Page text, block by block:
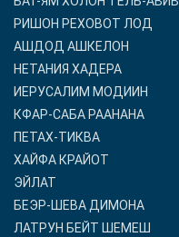
РИШОН РЕХОВОТ ЛОД
АШДОД АШКЕЛОН
НЕТАНИЯ ХАДЕРА
ИЕРУСАЛИМ МОДИИН
КФАР-САБА РААНАНА
ПЕТАХ-ТИКВА
ХАЙФА КРАЙОТ
ЭЙЛАТ
БЕЭР-ШЕВА ДИМОНА
ЛАТРУН БЕЙТ ШЕМЕШ